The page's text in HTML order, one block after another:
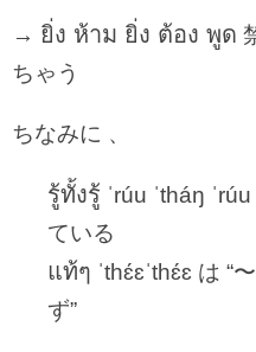
→ ยิ่ง ห้าม ยิ่ง ต้อง พูด
ちゃう
ちなみに 、
รู้ทั้งรู้ ˈrúu ˈtháŋ
ている
แท้ๆ ˈthɛ́ɛˈthɛ́ɛ は “
ず”